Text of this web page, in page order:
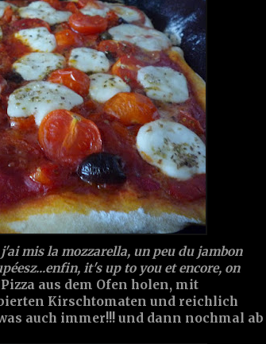
mis la mozzarella, un peu du jambon
it's up to you et encore, on
aus dem Ofen holen, mit
Kirschtomaten und reichlich
auch immer!!! und dann nochmal ab